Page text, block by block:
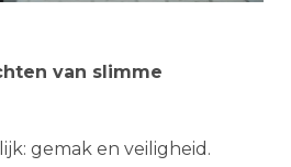
van slimme
gemak en veiligheid.